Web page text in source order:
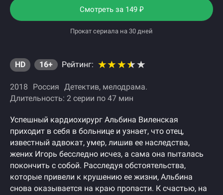
Смотреть за 149 ₽
Прокат сериала на 30 дней
HD 16+ Рейтинг:
2018 Россия Детектив мелодрама
Длительность: 2 серии по 47 мин
Успешный кардиохирург Альбина Виленская
приходит в себя в больнице и узнает, что отец,
известный адвокат, умер, лишив ее наследства,
жених Игорь бесследно исчез, а сама она пыталась
покончить с собой. Расследуя обстоятельства,
которые привели к крушению ее жизни, Альбина
снова оказывается на краю пропасти. К счастью, на